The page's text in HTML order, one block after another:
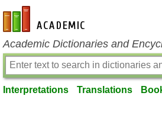
en-academic.com
Academic Dictionaries and
Interpretations Translations